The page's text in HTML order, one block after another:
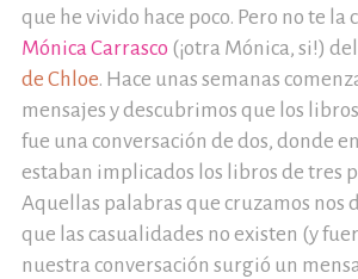
que he vivido hace poco. Pero no te la
Mónica Carrasco (¡otra Mónica, si!)
de Chloe. Hace unas semanas
mensajes y descubrimos que los
fue una conversación de dos, donde
estaban implicados los libros de tres
Aquellas palabras que cruzamos nos
que las casualidades no existen (y
nuestra conversación surgió un